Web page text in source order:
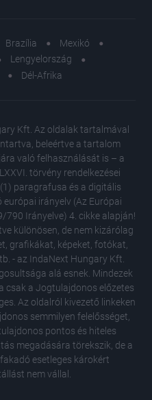
Brazília
Mexikó
Lengyelország
Dél-Afrika
Kft. Az oldalak tartalmával
beleértve a tartalom
való felhasználását is – a
törvény rendelkezései
paragrafusa és a digitális
irányelv (Az Európai
790 Irányelve) 4. cikke alapján!
különösen, de nem kizárólag
grafikákat, képeket, fotókat,
- az IndaNext Hungary Kft.
alá esnek. Mindezek
csak a Jogtulajdonos előzetes
Az oldalról kivezető linkeken
semmilyen felelősséget,
pontos és hiteles
megadására törekszik, de a
esetleges károkért
nem vállal.